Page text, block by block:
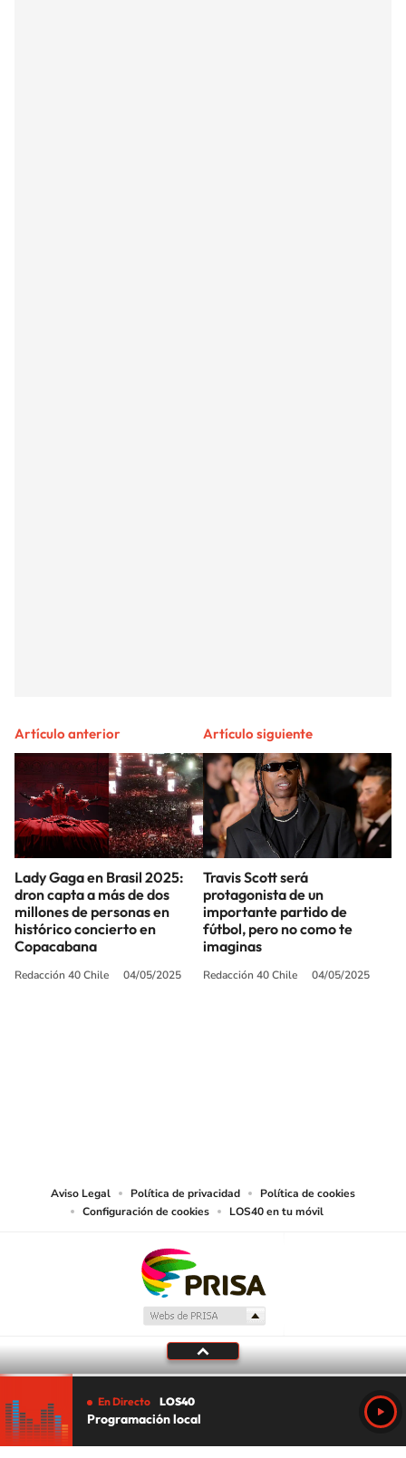
Artículo anterior
Lady Gaga en Brasil 2025:
dron capta a más de dos
millones de personas en
histórico concierto en
Copacabana
Redacción 40 Chile 04/05/2025
Artículo siguiente
Travis Scott será
protagonista de un
importante partido de
fútbol, pero no como te
imaginas
Redacción 40 Chile 04/05/2025
Aviso Legal Política de privacidad
Política de cookies
Configuración de cookies
LOS40 en tu móvil
En Directo LOS40
Programación local